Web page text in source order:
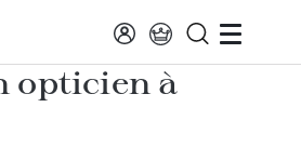
opticien à